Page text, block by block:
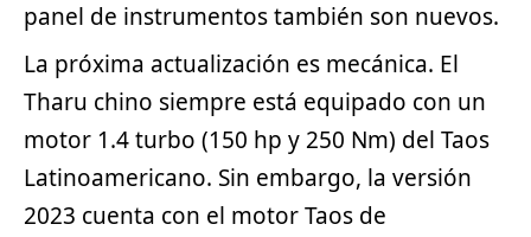
panel de instrumentos también son nuevos.
La próxima actualización es mecánica. El
Tharu chino siempre está equipado con un
motor 1.4 turbo (150 hp y 250 Nm) del Taos
Latinoamericano. Sin embargo, la versión
2023 cuenta con el motor Taos de